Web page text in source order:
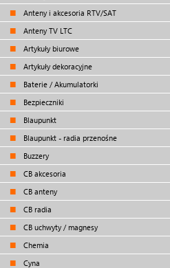
Anteny i akcesoria RTV/SAT
Anteny TV LTC
Artykuły biurowe
Artykuły dekoracyjne
Baterie / Akumulatorki
Bezpieczniki
Blaupunkt
Blaupunkt - radia przenośne
Buzzery
CB akcesoria
CB anteny
CB radia
CB uchwyty / magnesy
Chemia
Cyna